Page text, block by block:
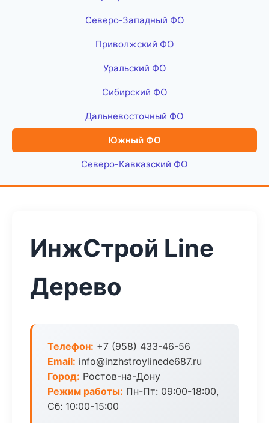
Северо-Западный ФО
Приволжский ФО
Уральский ФО
Сибирский ФО
Дальневосточный ФО
Южный ФО
Северо-Кавказский ФО
ИнжСтрой Line
Дерево
Телефон: +7 (958) 433-46-56
Email: info@inzhstroylinede687.ru
Город: Ростов-на-Дону
Режим работы: Пн-Пт: 09:00-18:00,
Сб: 10:00-15:00